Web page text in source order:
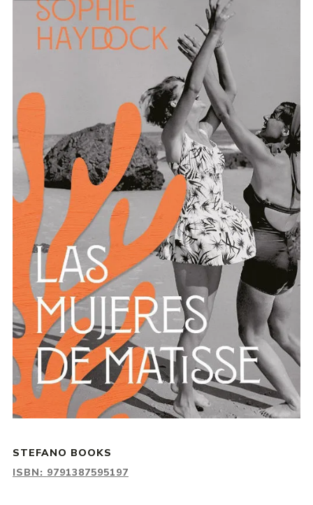
STEFANO BOOKS
ISBN: 9791387595197